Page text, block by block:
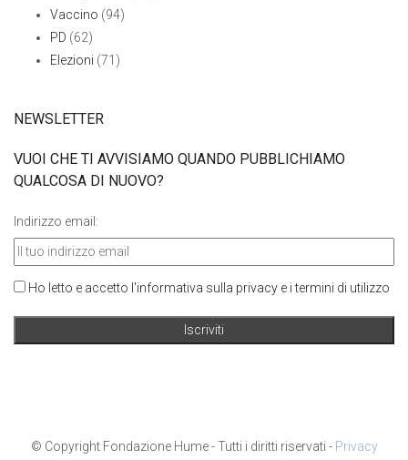
Vaccino (94)
PD (62)
Elezioni (71)
NEWSLETTER
VUOI CHE TI AVVISIAMO QUANDO PUBBLICHIAMO
QUALCOSA DI NUOVO?
Indirizzo email:
Ho letto e accetto l'informativa sulla privacy e i termini di utilizzo
© Copyright Fondazione Hume - Tutti i diritti riservati - Privacy